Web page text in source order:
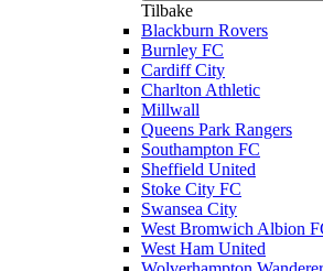
Tilbake
Blackburn Rovers
Burnley FC
Cardiff City
Charlton Athletic
Millwall
Queens Park Rangers
Southampton FC
Sheffield United
Stoke City FC
Swansea City
West Bromwich Albion
West Ham United